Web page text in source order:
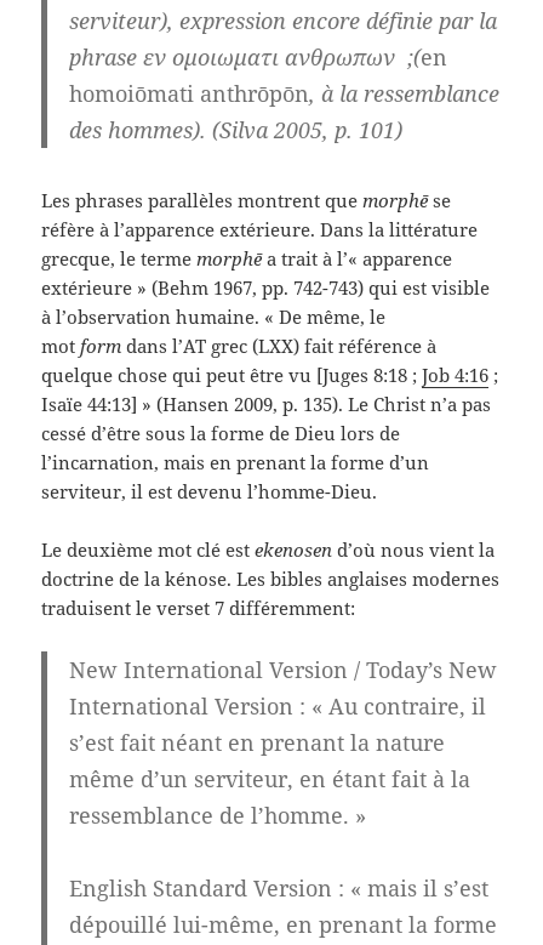
serviteur), expression encore définie par la
phrase εν ομοιωματι ανθρωπων ;(en
homoiōmati anthrōpōn, à la ressemblance
des hommes). (Silva 2005, p. 101)
Les phrases parallèles montrent quemorphēse
réfère à l’apparence extérieure. Dans la littérature
grecque, le termemorphēa trait à l’« apparence
extérieure » (Behm 1967, pp. 742-743) qui est visible
à l’observation humaine. « De même, le
motform dans l’AT grec (LXX) fait référence à
quelque chose qui peut être vu [Juges 8:18 ;Job 4:16 ;
Isaïe 44:13] » (Hansen 2009, p. 135). Le Christ n’a pas
cessé d’être sous la forme de Dieu lors de
l’incarnation, mais en prenant la forme d’un
serviteur, il est devenu l’homme-Dieu.
Le deuxième mot clé estekenosen d’où nous vient la
doctrine de la kénose. Les bibles anglaises modernes
traduisent le verset 7 différemment:
New International Version / Today’s New
International Version : « Au contraire, il
s’est fait néant en prenant la nature
même d’un serviteur, en étant fait à la
ressemblance de l’homme. »
English Standard Version : « mais il s’est
dépouillé lui-même, en prenant la forme